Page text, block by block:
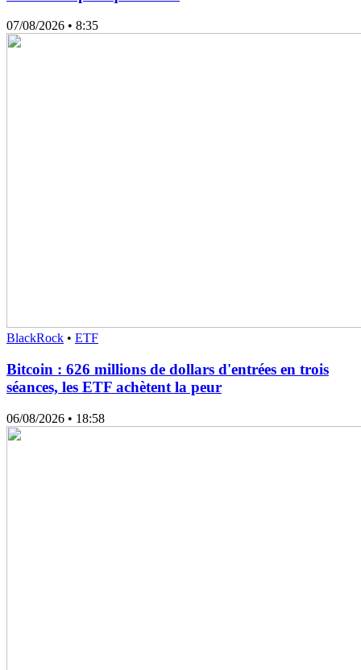
07/08/2026 • 8:35
BlackRock • ETF
Bitcoin : 626 millions de dollars d'entrées en trois
séances, les ETF achètent la peur
06/08/2026 • 18:58